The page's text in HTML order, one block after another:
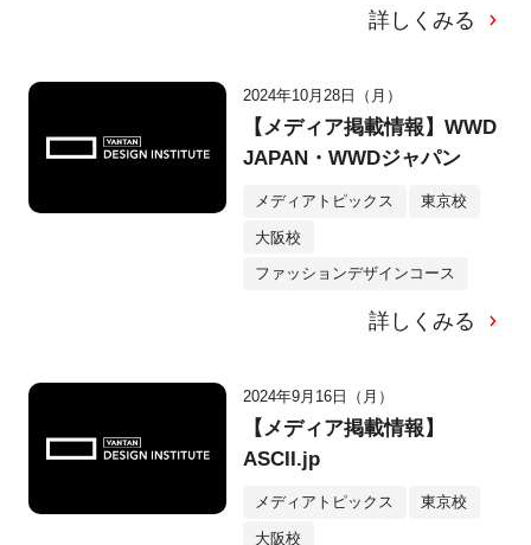
詳しくみる
2024年10月28日（月）
【メディア掲載情報】WWD
JAPAN・WWDジャパン
メディアトピックス 東京校
大阪校
ファッションデザインコース
詳しくみる
2024年9月16日（月）
【メディア掲載情報】
ASCII.jp
メディアトピックス 東京校
大阪校